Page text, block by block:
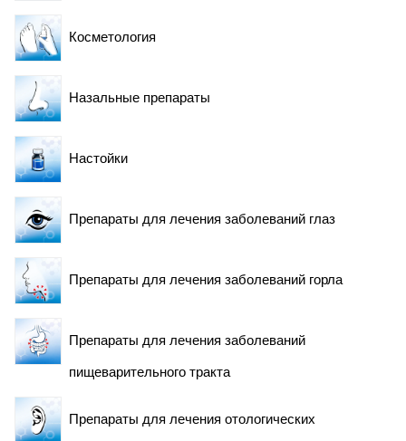
Косметология
Назальные препараты
Настойки
Препараты для лечения заболеваний глаз
Препараты для лечения заболеваний горла
Препараты для лечения заболеваний
пищеварительного тракта
Препараты для лечения отологических